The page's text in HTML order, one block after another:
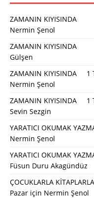
ZAMANIN KIYISINDA
Nermin Şenol
ZAMANIN KIYISINDA
Gülşen
ZAMANIN KIYISINDA 1
Nermin Şenol
ZAMANIN KIYISINDA 1
Sevin Sezgin
YARATICI OKUMAK
Nermin Şenol
YARATICI OKUMAK
Füsun Duru Akagündüz
ÇOCUKLARLA
Pazar için Nermin Şenol